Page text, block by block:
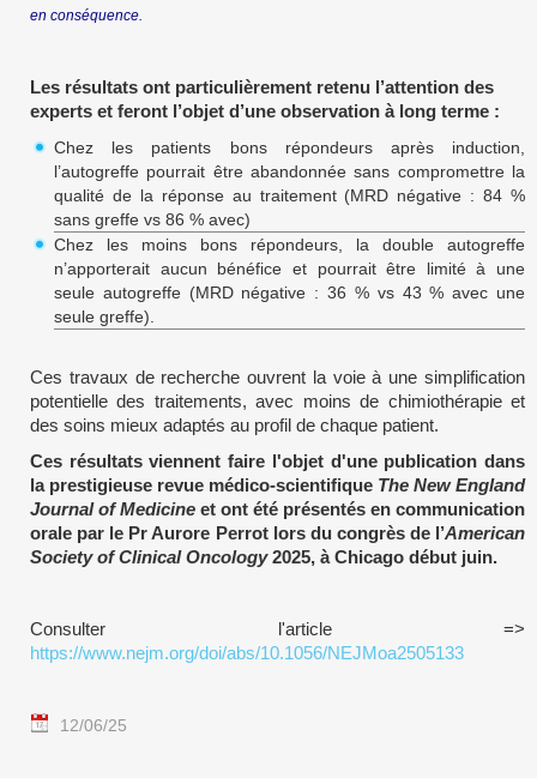
en conséquence.
Les résultats ont particulièrement retenu l’attention des
experts et feront l’objet d’une observation à long terme :
Chez les patients bons répondeurs après induction,
l’autogreffe pourrait être abandonnée sans compromettre la
qualité de la réponse au traitement (MRD négative : 84 %
sans greffe vs 86 % avec)
Chez les moins bons répondeurs, la double autogreffe
n’apporterait aucun bénéfice et pourrait être limité à une
seule autogreffe (MRD négative : 36 % vs 43 % avec une
seule greffe).
Ces travaux de recherche ouvrent la voie à une simplification
potentielle des traitements, avec moins de chimiothérapie et
des soins mieux adaptés au profil de chaque patient.
Ces résultats viennent faire l'objet d'une publication dans
la prestigieuse revue médico-scientifique The New England
Journal of Medicine et ont été présentés en communication
orale par le Pr Aurore Perrot lors du congrès de l’American
Society of Clinical Oncology2025, à Chicago début juin.
Consulter l'article =>
https://www.nejm.org/doi/abs/10.1056/NEJMoa2505133
12/06/25